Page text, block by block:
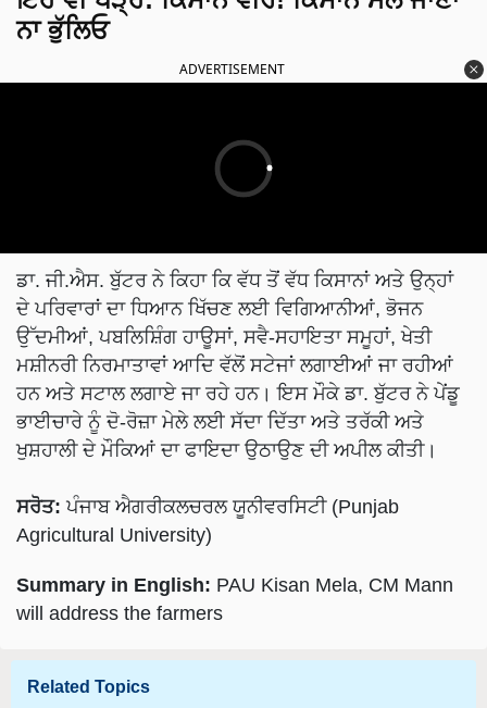
ਨਾ ਭੁੱਲਿਓ
ADVERTISEMENT
ਡਾ. ਜੀ.ਐਸ. ਬੁੱਟਰ ਨੇ ਕਿਹਾ ਕਿ ਵੱਧ ਤੋਂ ਵੱਧ ਕਿਸਾਨਾਂ ਅਤੇ ਉਨ੍ਹਾਂ
ਦੇ ਪਰਿਵਾਰਾਂ ਦਾ ਧਿਆਨ ਖਿੱਚਣ ਲਈ ਵਿਗਿਆਨੀਆਂ, ਭੋਜਨ
ਉੱਦਮੀਆਂ, ਪਬਲਿਸ਼ਿੰਗ ਹਾਊਸਾਂ, ਸਵੈ-ਸਹਾਇਤਾ ਸਮੂਹਾਂ, ਖੇਤੀ
ਮਸ਼ੀਨਰੀ ਨਿਰਮਾਤਾਵਾਂ ਆਦਿ ਵੱਲੋਂ ਸਟੇਜਾਂ ਲਗਾਈਆਂ ਜਾ ਰਹੀਆਂ
ਹਨ ਅਤੇ ਸਟਾਲ ਲਗਾਏ ਜਾ ਰਹੇ ਹਨ। ਇਸ ਮੌਕੇ ਡਾ. ਬੁੱਟਰ ਨੇ ਪੇਂਡੂ
ਭਾਈਚਾਰੇ ਨੂੰ ਦੋ-ਰੋਜ਼ਾ ਮੇਲੇ ਲਈ ਸੱਦਾ ਦਿੱਤਾ ਅਤੇ ਤਰੱਕੀ ਅਤੇ
ਖੁਸ਼ਹਾਲੀ ਦੇ ਮੌਕਿਆਂ ਦਾ ਫਾਇਦਾ ਉਠਾਉਣ ਦੀ ਅਪੀਲ ਕੀਤੀ।
ਸਰੋਤ: ਪੰਜਾਬ ਐਗਰੀਕਲਚਰਲ ਯੂਨੀਵਰਸਿਟੀ (Punjab
Agricultural University)
Summary in English: PAU Kisan Mela, CM Mann
will address the farmers
Related Topics